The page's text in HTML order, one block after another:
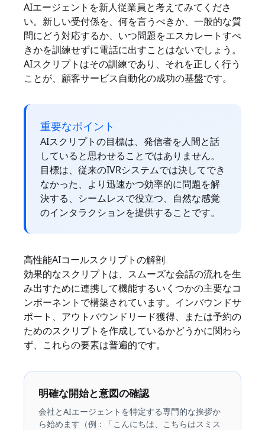
AIエージェントを新人従業員と考えてみてくださ
い。新しい受付係を、何を言うべきか、一般的な質
問にどう対応するか、いつ問題をエスカレートすべ
きかを訓練せずに電話に出すことはないでしょう。
AIスクリプトはその訓練であり、それを正しく行う
ことが、顧客サービス自動化の成功の基盤です。
重要なポイント
AIスクリプトの目標は、発信者を人間と話
していると思わせることではありません。
目標は、従来のIVRシステムでは決してでき
なかった、より迅速かつ効率的に問題を解
決する、シームレスで役立つ、自然な感覚
のインタラクションを提供することです。
高性能AIコールスクリプトの解剖
効果的なスクリプトは、スムーズな会話の流れを生
み出すために連携して機能するいくつかの主要なコ
ンポーネントで構築されています。インバウンドサ
ポート、アウトバウンドリード獲得、または予約の
ためのスクリプトを作成しているかどうかに関わら
ず、これらの要素は普遍的です。
明確な開始と意図の確認
会社とAIエージェントを特定する専門的な挨拶か
ら始めます（例：「こんにちは、こちらはスミス